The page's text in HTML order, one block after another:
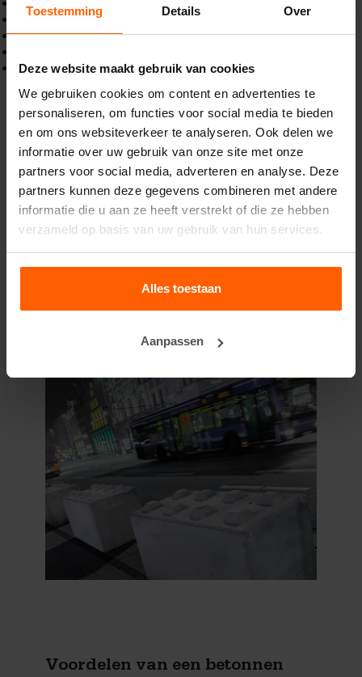
Toestemming Details Over
Deze website maakt gebruik van cookies
We gebruiken cookies om content en advertenties te
personaliseren, om functies voor social media te bieden
en om ons websiteverkeer te analyseren. Ook delen we
informatie over uw gebruik van onze site met onze
partners voor social media, adverteren en analyse. Deze
partners kunnen deze gegevens combineren met andere
informatie die u aan ze heeft verstrekt of die ze hebben
verzameld op basis van uw gebruik van hun services.
Alles toestaan
Aanpassen
Stedelijke wegen
Steile terreinen en hellingen
Bruggen en viaducten
(Scherpe) bochten
Voordelen van een betonnen